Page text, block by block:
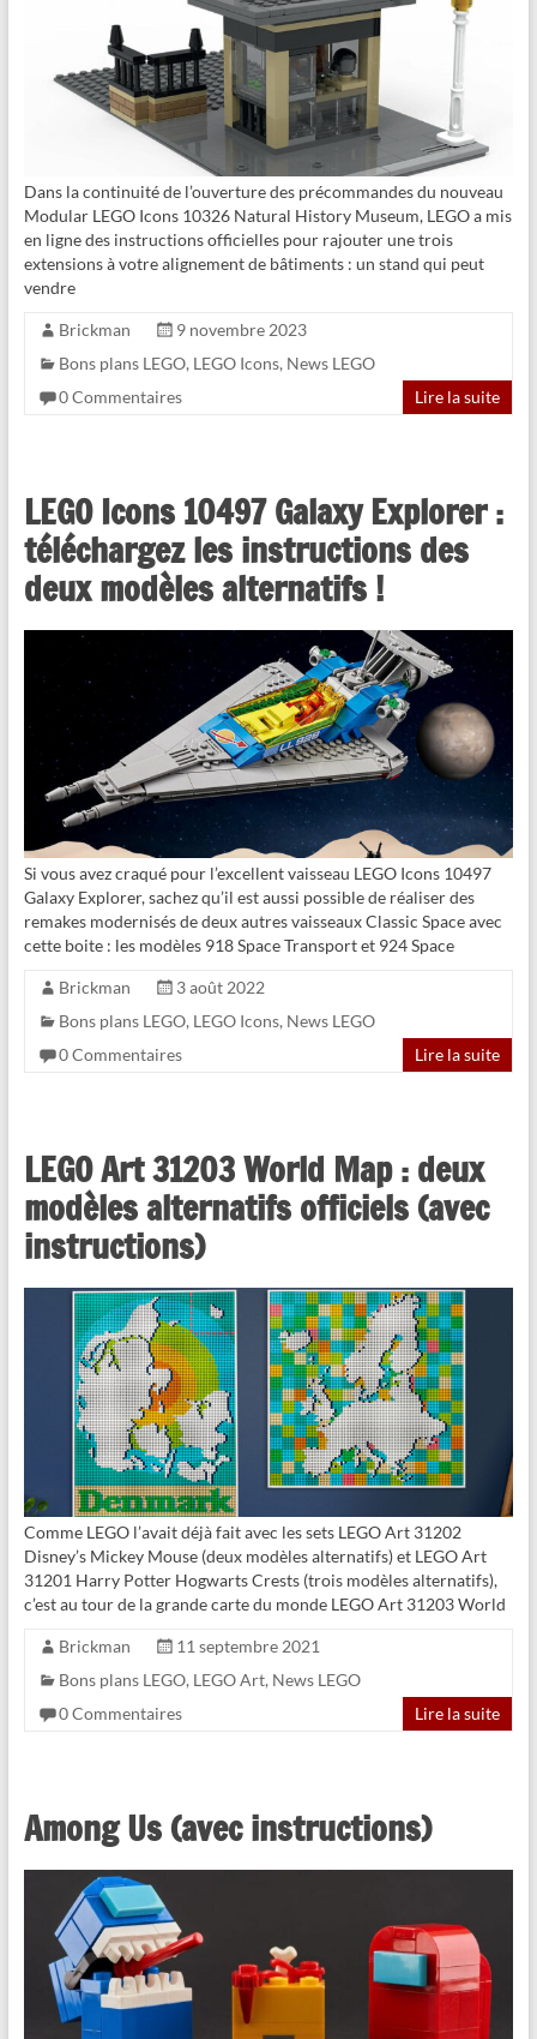
Dans la continuité de l’ouverture des précommandes du nouveau
Modular LEGO Icons 10326 Natural History Museum, LEGO a mis
en ligne des instructions officielles pour rajouter une trois
extensions à votre alignement de bâtiments : un stand qui peut
vendre
Brickman
9 novembre 2023
Bons plans LEGO, LEGO Icons, News LEGO
0 Commentaires
Lire la suite
LEGO Icons 10497 Galaxy Explorer :
téléchargez les instructions des
deux modèles alternatifs !
Si vous avez craqué pour l’excellent vaisseau LEGO Icons 10497
Galaxy Explorer, sachez qu’il est aussi possible de réaliser des
remakes modernisés de deux autres vaisseaux Classic Space avec
cette boite : les modèles 918 Space Transport et 924 Space
Brickman
3 août 2022
Bons plans LEGO, LEGO Icons, News LEGO
0 Commentaires
Lire la suite
LEGO Art 31203 World Map : deux
modèles alternatifs officiels (avec
instructions)
Comme LEGO l’avait déjà fait avec les sets LEGO Art 31202
Disney’s Mickey Mouse (deux modèles alternatifs) et LEGO Art
31201 Harry Potter Hogwarts Crests (trois modèles alternatifs),
c’est au tour de la grande carte du monde LEGO Art 31203 World
Brickman
11 septembre 2021
Bons plans LEGO, LEGO Art, News LEGO
0 Commentaires
Lire la suite
Among Us (avec instructions)